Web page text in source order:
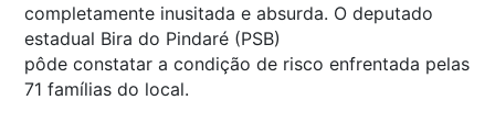
completamente inusitada e absurda. O deputado
estadual Bira do Pindaré (PSB)
pôde constatar a condição de risco enfrentada pelas
71 famílias do local.